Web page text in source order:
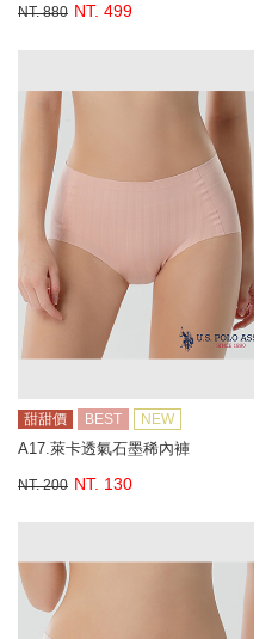
NT. 880 NT. 499
甜甜價 BEST NEW
A17.萊卡透氣石墨稀內褲
NT. 200 NT. 130